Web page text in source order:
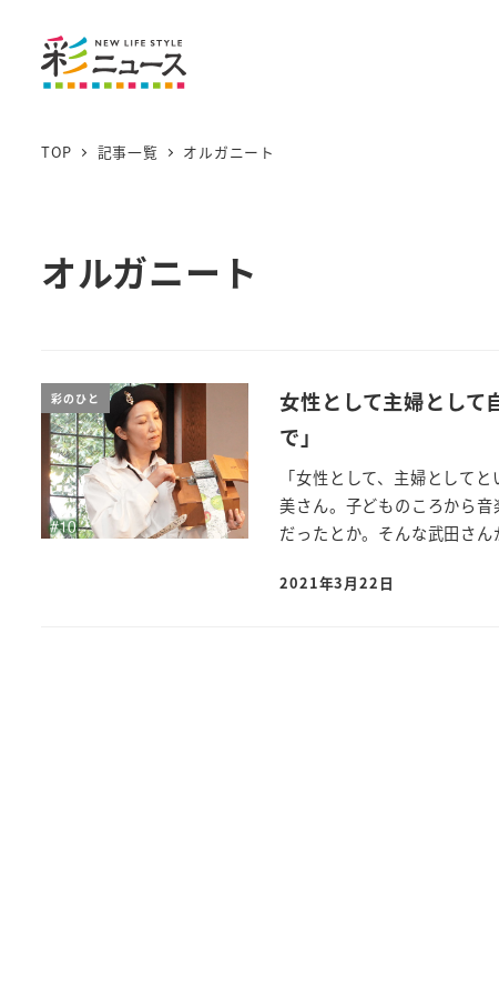
TOP 記事一覧 オルガニート
オルガニート
彩のひと
女性として主婦として
で」
「女性として、主婦として
美さん。子どものころから
だったとか。そんな武田さ
2021年3月22日